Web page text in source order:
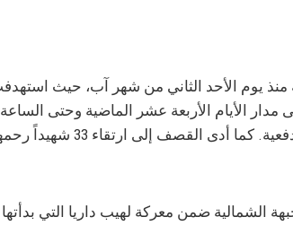
يوم الأحد الثاني من شهر آب، حيث استهدفت
ومايزيد عن 119 صاروخ أرض-أرض (فيل) إضافة